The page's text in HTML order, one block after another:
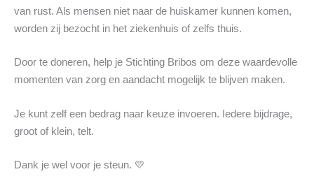
van rust. Als mensen niet naar de huiskamer kunnen komen,
worden zij bezocht in het ziekenhuis of zelfs thuis.
Door te doneren, help je Stichting Bribos om deze waardevolle
momenten van zorg en aandacht mogelijk te blijven maken.
Je kunt zelf een bedrag naar keuze invoeren. Iedere bijdrage,
groot of klein, telt.
Dank je wel voor je steun. 💛